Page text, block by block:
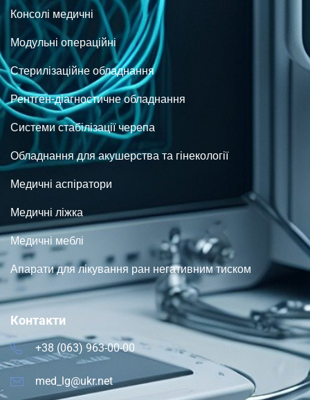
Консолі медичні
Модульні операційні
Стерилізаційне обладнання
Рентген-діагностичне обладнання
Системи стабілізації черепа
Обладнання для акушерства та гінекології
Медичні аспіратори
Медичні ліжка
Медичні меблі
Апарати для лікування ран негативним тиском
Контакти
+38 (063) 963-00-00
med_lg@ukr.net